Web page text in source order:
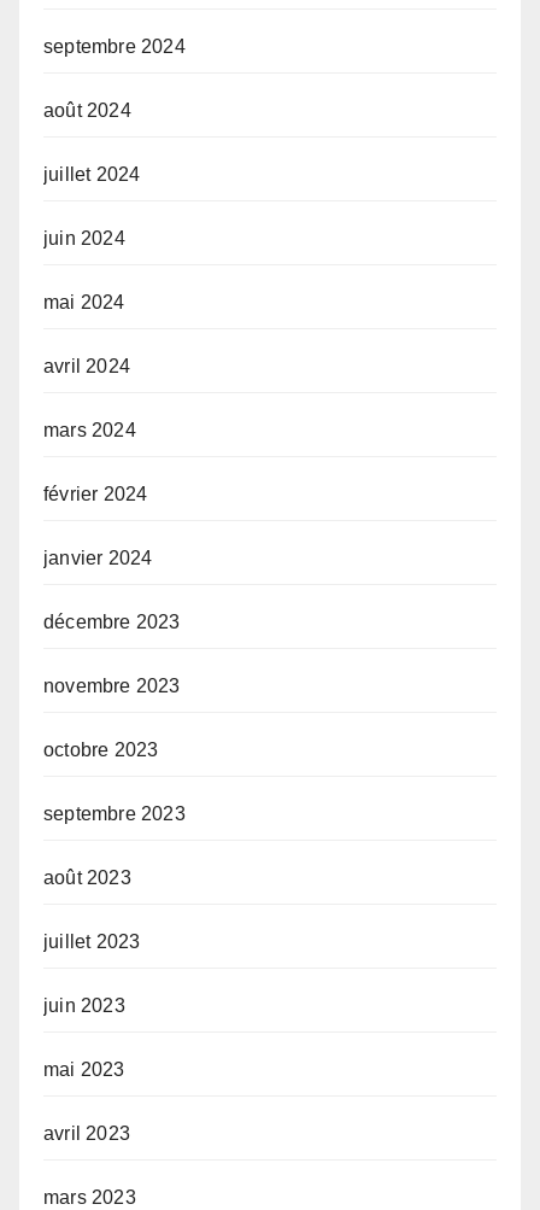
septembre 2024
août 2024
juillet 2024
juin 2024
mai 2024
avril 2024
mars 2024
février 2024
janvier 2024
décembre 2023
novembre 2023
octobre 2023
septembre 2023
août 2023
juillet 2023
juin 2023
mai 2023
avril 2023
mars 2023